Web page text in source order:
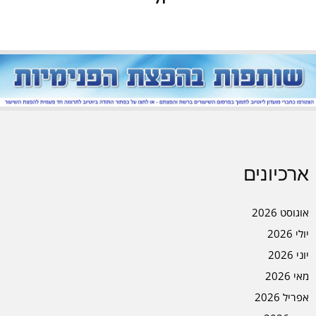
ארכיונים
אוגוסט 2026
יולי 2026
יוני 2026
מאי 2026
אפריל 2026